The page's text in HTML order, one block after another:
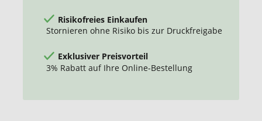
Risikofreies Einkaufen
Stornieren ohne Risiko bis zur Druckfreigabe
Exklusiver Preisvorteil
3% Rabatt auf Ihre Online-Bestellung